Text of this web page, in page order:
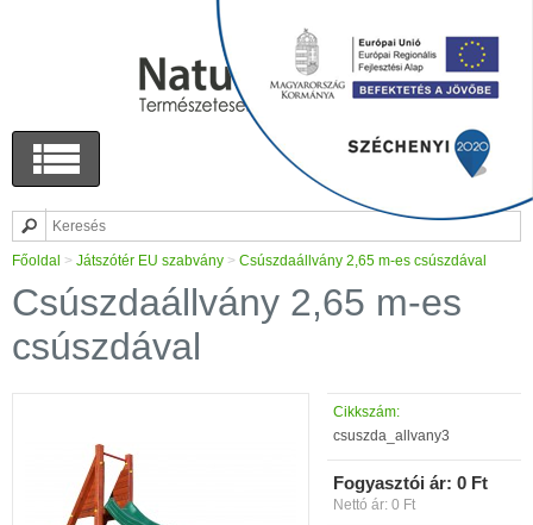
Főoldal > Játszótér EU szabvány > Csúszdaállvány 2,65 m-es csúszdával
Csúszdaállvány 2,65 m-es
csúszdával
Cikkszám:
csuszda_allvany3
Fogyasztói ár: 0 Ft
Nettó ár: 0 Ft